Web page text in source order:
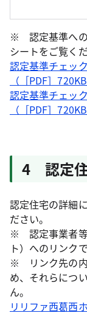
※ 認定基準への
シートをご覧くだ
認定基準チェッ
（［PDF］720KB
認定基準チェッ
（［PDF］720KB
4 認定住
認定住宅の詳細
ださい。
※ 認定事業者等
ト）へのリンクで
※ リンク先の内
め、それらにつ
ん。
リリファ西葛西